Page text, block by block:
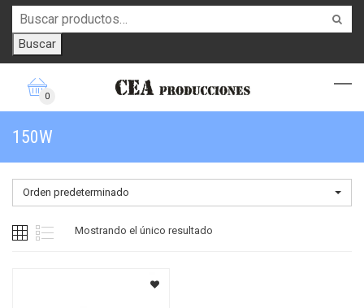
Buscar
0
150W
Orden predeterminado
Mostrando el único resultado